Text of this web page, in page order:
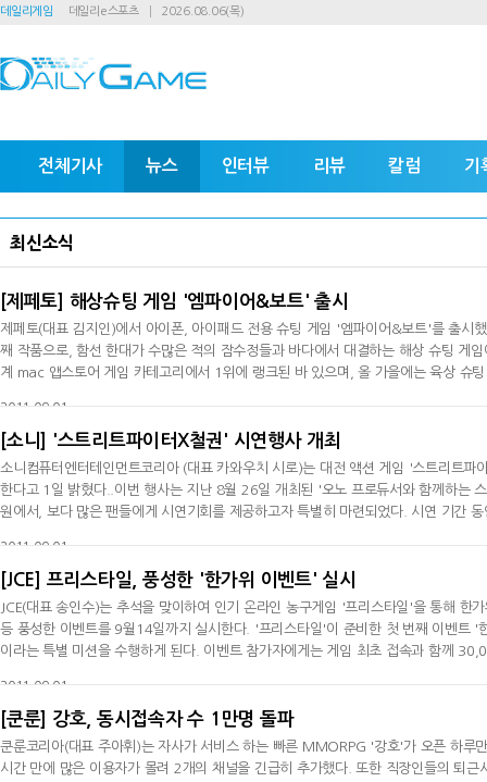
데일리게임 데일리e스포츠 2026.08.06(목)
전체기사 뉴스 인터뷰 리뷰 칼럼 기
최신소식
[제페토] 해상슈팅 게임 '엠파이어&보트' 출시
제페토(대표 김지인)에서 아이폰, 아이패드 전용 슈팅 게임 '엠파이어&보트'를 출
째 작품으로, 함선 한대가 수많은 적의 잠수정들과 바다에서 대결하는 해상 슈팅 게
계 mac 앱스토어 게임 카테고리에서 1위에 랭크된 바 있으며, 올 가을에는 육상 슈
2011-09-01
[소니] '스트리트파이터X철권' 시연행사 개최
소니컴퓨터엔터테인먼트코리아 (대표 카와우치 시로)는 대전 액션 게임 '스트리트
한다고 1일 밝혔다..이번 행사는 지난 8월 26일 개최된 '오노 프로듀서와 함께하는
원에서, 보다 많은 팬들에게 시연기회를 제공하고자 특별히 마련되었다. 시연 기간
2011-09-01
[JCE] 프리스타일, 풍성한 '한가위 이벤트' 실시
JCE(대표 송인수)는 추석을 맞이하여 인기 온라인 농구게임 '프리스타일'을 통해
등 풍성한 이벤트를 9월14일까지 실시한다. '프리스타일'이 준비한 첫 번째 이벤트
이라는 특별 미션을 수행하게 된다. 이벤트 참가자에게는 게임 최초 접속과 함께
2011-09-01
[쿤룬] 강호, 동시접속자 수 1만명 돌파
쿤룬코리아(대표 주아휘)는 자사가 서비스 하는 빠른 MMORPG '강호'가 오픈 하
시간 만에 많은 이용자가 몰려 2개의 채널을 긴급히 추가했다. 또한 직장인들의 퇴